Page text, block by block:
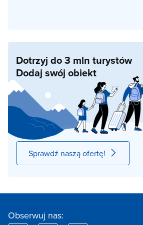
Dotrzyj do 3 mln turystów
Dodaj swój obiekt
Sprawdź naszą ofertę!
Obserwuj nas: